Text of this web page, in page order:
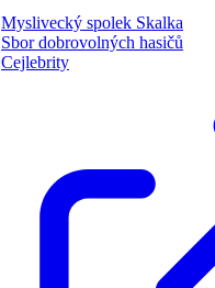
Myslivecký spolek Skalka
Sbor dobrovolných hasičů
Cejlebrity